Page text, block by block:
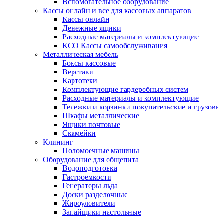
Вспомогательное оборудование
Кассы онлайн и все для кассовых аппаратов
Кассы онлайн
Денежные ящики
Расходные материалы и комплектующие
КСО Кассы самообслуживания
Металлическая мебель
Боксы кассовые
Верстаки
Картотеки
Комплектующие гардеробных систем
Расходные материалы и комплектующие
Тележки и корзинки покупательские и
Шкафы металлические
Ящики почтовые
Скамейки
Клининг
Поломоечные машины
Оборудование для общепита
Водоподготовка
Гастроемкости
Генераторы льда
Доски разделочные
Жироуловители
Запайщики настольные